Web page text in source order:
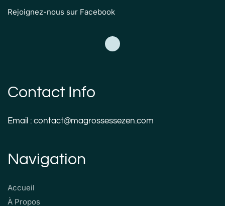
Rejoignez-nous sur Facebook
Contact Info
Email : contact@magrossessezen.com
Navigation
Accueil
À Propos